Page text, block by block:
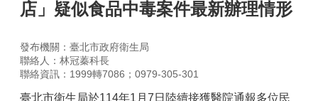
店」疑似食品中毒案件最新辦理情形
發布機關：臺北市政府衛生局
聯絡人：林冠蓁科長
聯絡資訊：1999轉7086；0979-305-301
臺北市衛生局於114年1月7日陸續接獲醫院通報多位民